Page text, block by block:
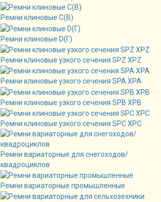
Ремни клиновые C(B)
Ремни клиновые D(Г)
Ремни клиновые узкого сечения SPZ XPZ
Ремни клиновые узкого сечения SPA XPA
Ремни клиновые узкого сечения SPB XPB
Ремни клиновые узкого сечения SPC XPC
Ремни вариаторные для снегоходов/
квадроциклов
Ремни вариаторные промышленные